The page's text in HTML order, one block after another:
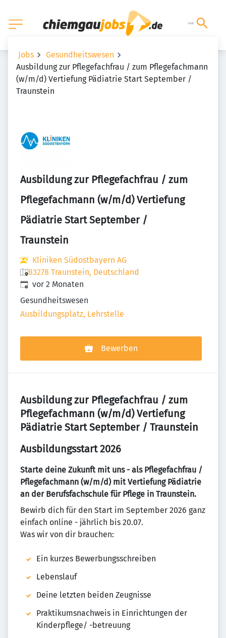
Jobs
Gesundheitswesen
Ausbildung zur Pflegefachfrau / zum Pflegefachmann
(w/m/d) Vertiefung Pädiatrie Start September /
Traunstein
Ausbildung zur Pflegefachfrau / zum
Pflegefachmann (w/m/d) Vertiefung
Pädiatrie Start September /
Traunstein
Kliniken Südostbayern AG
83278 Traunstein, Deutschland
Veröffentlicht:
vor 2 Monaten
Gesundheitswesen
Ausbildungsplatz, Lehrstelle
Bewerben
Ausbildung zur Pflegefachfrau / zum
Pflegefachmann (w/m/d) Vertiefung
Pädiatrie Start September / Traunstein
Ausbildungsstart 2026
Starte deine Zukunft mit uns - als Pflegefachfrau /
Pflegefachmann (w/m/d) mit Vertiefung Pädiatrie
an der Berufsfachschule für Pflege in Traunstein.
Bewirb dich für den Start im September 2026 ganz
einfach online - jährlich bis 20.07.
Was wir von dir brauchen:
Ein kurzes Bewerbungsschreiben
Lebenslauf
Deine letzten beiden Zeugnisse
Praktikumsnachweis in Einrichtungen der
Kinderpflege/ -betreuung